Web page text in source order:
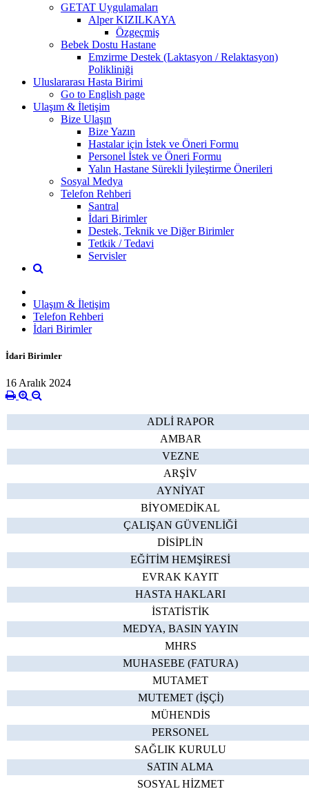
GETAT Uygulamaları
Alper KIZILKAYA
Özgeçmiş
Bebek Dostu Hastane
Emzirme Destek (Laktasyon / Relaktasyon)
Polikliniği
Uluslararası Hasta Birimi
Go to English page
Ulaşım & İletişim
Bize Ulaşın
Bize Yazın
Hastalar için İstek ve Öneri Formu
Personel İstek ve Öneri Formu
Yalın Hastane Sürekli İyileştirme Önerileri
Sosyal Medya
Telefon Rehberi
Santral
İdari Birimler
Destek, Teknik ve Diğer Birimler
Tetkik / Tedavi
Servisler
Ulaşım & İletişim
Telefon Rehberi
İdari Birimler
İdari Birimler
16 Aralık 2024
ADLİ RAPOR
AMBAR
VEZNE
ARŞİV
AYNİYAT
BİYOMEDİKAL
ÇALIŞAN GÜVENLİĞİ
DİSİPLİN
EĞİTİM HEMŞİRESİ
EVRAK KAYIT
HASTA HAKLARI
İSTATİSTİK
MEDYA, BASIN YAYIN
MHRS
MUHASEBE (FATURA)
MUTAMET
MUTEMET (İŞÇİ)
MÜHENDİS
PERSONEL
SAĞLIK KURULU
SATIN ALMA
SOSYAL HİZMET